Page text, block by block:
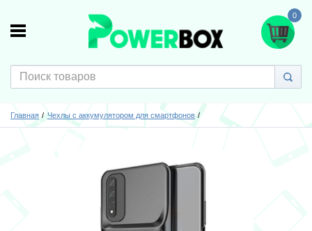
0
Главная Чехлы с аккумулятором для смартфонов